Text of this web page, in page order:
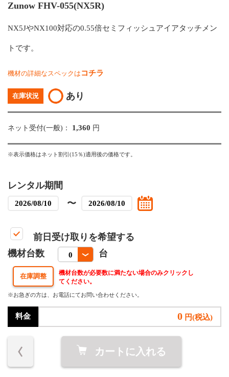
Zunow FHV-055(NX5R)
NX5JやNX100対応の0.55倍セミフィッシュアイアタッチメン
トです。
機材の詳細なスペックは コチラ
在庫状況 あり
ネット受付(一般)： 1,360 円
※表示価格はネット割引(15％)適用後の価格です。
レンタル期間
〜
前日受け取りを希望する
機材台数
台
機材台数が必要数に満たない場合のみクリックし
てください。
※お急ぎの方は、お電話にてお問い合わせください。
料金 0 円(税込)
カートに入れる